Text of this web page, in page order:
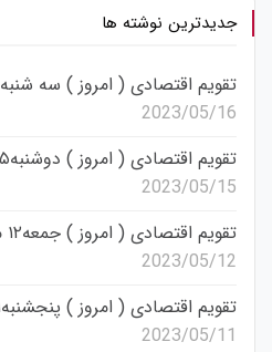
جدیدترین نوشته ها
تقویم اقتصادی ( امروز ) سه شنبه۱۶ می ۲۰۲۳
2023/05/16
تقویم اقتصادی ( امروز ) دوشنبه۱۵ می ۲۰۲۳
2023/05/15
تقویم اقتصادی ( امروز ) جمعه۱۲ می ۲۰۲۳
2023/05/12
تقویم اقتصادی ( امروز ) پنجشنبه۱۱ می ۲۰۲۳
2023/05/11